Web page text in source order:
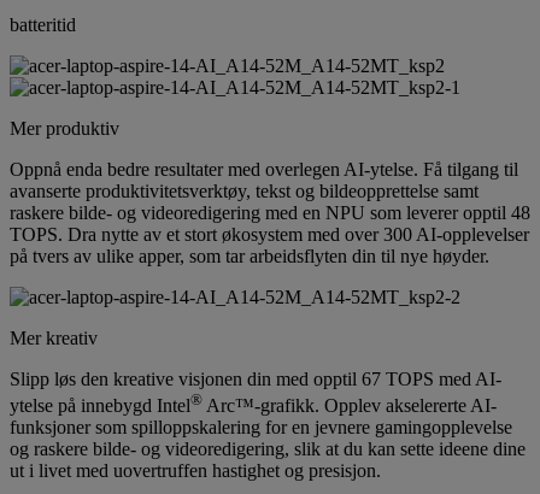
batteritid
Mer produktiv
Oppnå enda bedre resultater med overlegen AI-ytelse. Få tilgang til
avanserte produktivitetsverktøy, tekst og bildeopprettelse samt
raskere bilde- og videoredigering med en NPU som leverer opptil 48
TOPS. Dra nytte av et stort økosystem med over 300 AI-opplevelser
på tvers av ulike apper, som tar arbeidsflyten din til nye høyder.
Mer kreativ
Slipp løs den kreative visjonen din med opptil 67 TOPS med AI-
ytelse på innebygd Intel® Arc™-grafikk. Opplev akselererte AI-
funksjoner som spilloppskalering for en jevnere gamingopplevelse
og raskere bilde- og videoredigering, slik at du kan sette ideene dine
ut i livet med uovertruffen hastighet og presisjon.